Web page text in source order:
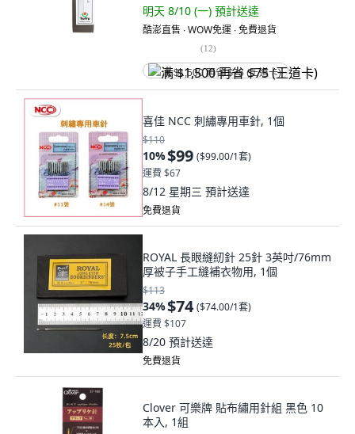
明天 8/10 (一) 預計送達
酷澎直售 ∙ WOW免運 ∙ 免費退貨
(12)
满 $1,500 再省 $75 (王道卡)
喜佳 NCC 刺繡專用車針, 1個
$110
10%$99 ($99.00/1套)
運費 $67
8/12 星期三 預計送達
免費退貨
ROYAL 長眼縫紉針 25針 3英吋/76mm
厚被子手工縫補衣物用, 1個
$113
34%$74 ($74.00/1套)
運費 $107
8/20 預計送達
免費退貨
Clover 可樂牌 貼布繡用針組 黑色 10
本入, 1組